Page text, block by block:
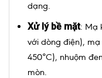
dạng.
Xử lý bề mặt: Mạ
với dòng điện),
450°C), nhuộm
mòn.